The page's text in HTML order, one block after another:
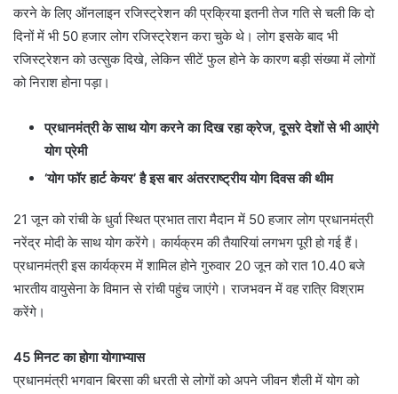
करने के लिए ऑनलाइन रजिस्ट्रेशन की प्रक्रिया इतनी तेज गति से चली कि दो
दिनों में भी 50 हजार लोग रजिस्ट्रेशन करा चुके थे। लोग इसके बाद भी
रजिस्ट्रेशन को उत्सुक दिखे, लेकिन सीटें फुल होने के कारण बड़ी संख्या में लोगों
को निराश होना पड़ा।
प्रधानमंत्री के साथ योग करने का दिख रहा क्रेज, दूसरे देशों से भी आएंगे
योग प्रेमी
‘योग फॉर हार्ट केयर’ है इस बार अंतरराष्ट्रीय योग दिवस की थीम
21 जून को रांची के धुर्वा स्थित प्रभात तारा मैदान में 50 हजार लोग प्रधानमंत्री
नरेंद्र मोदी के साथ योग करेंगे। कार्यक्रम की तैयारियां लगभग पूरी हो गई हैं।
प्रधानमंत्री इस कार्यक्रम में शामिल होने गुरुवार 20 जून को रात 10.40 बजे
भारतीय वायुसेना के विमान से रांची पहुंच जाएंगे। राजभवन में वह रात्रि विश्राम
करेंगे।
45 मिनट का होगा योगाभ्यास
प्रधानमंत्री भगवान बिरसा की धरती से लोगों को अपने जीवन शैली में योग को